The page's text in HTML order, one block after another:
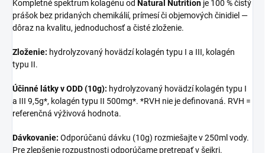
Kompletné spektrum kolagénu od Natural Nutrition je 100 % čistý
prášok bez pridaných chemikálií, prímesí či objemových činidiel —
dôraz na kvalitu, jednoduchosť a čisté zloženie.
Zloženie: hydrolyzovaný hovädzí kolagén typu I a III, kolagén
typu II.
Účinné látky v ODD (10g): hydrolyzovaný hovädzí kolagén typu I
a III 9,5g*, kolagén typu II 500mg*. *RVH nie je definovaná. RVH =
referenčná výživová hodnota.
Dávkovanie: Odporúčanú dávku (10g) rozmiešajte v 250ml vody.
Pre zlepšenie rozpustnosti odporúčame pretrepať v šejkri.